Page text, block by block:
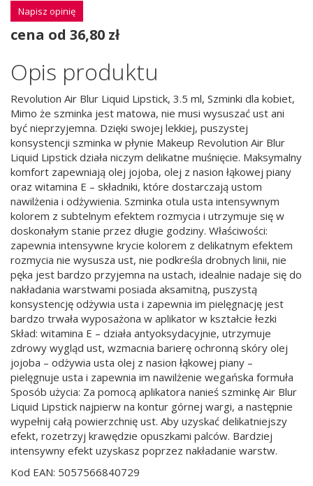
Napisz opinię
cena od 36,80 zł
Opis produktu
Revolution Air Blur Liquid Lipstick, 3.5 ml, Szminki dla kobiet,
Mimo że szminka jest matowa, nie musi wysuszać ust ani
być nieprzyjemna. Dzięki swojej lekkiej, puszystej
konsystencji szminka w płynie Makeup Revolution Air Blur
Liquid Lipstick działa niczym delikatne muśnięcie. Maksymalny
komfort zapewniają olej jojoba, olej z nasion łąkowej piany
oraz witamina E – składniki, które dostarczają ustom
nawilżenia i odżywienia. Szminka otula usta intensywnym
kolorem z subtelnym efektem rozmycia i utrzymuje się w
doskonałym stanie przez długie godziny. Właściwości:
zapewnia intensywne krycie kolorem z delikatnym efektem
rozmycia nie wysusza ust, nie podkreśla drobnych linii, nie
pęka jest bardzo przyjemna na ustach, idealnie nadaje się do
nakładania warstwami posiada aksamitną, puszystą
konsystencję odżywia usta i zapewnia im pielęgnację jest
bardzo trwała wyposażona w aplikator w kształcie łezki
Skład: witamina E – działa antyoksydacyjnie, utrzymuje
zdrowy wygląd ust, wzmacnia barierę ochronną skóry olej
jojoba – odżywia usta olej z nasion łąkowej piany –
pielęgnuje usta i zapewnia im nawilżenie wegańska formuła
Sposób użycia: Za pomocą aplikatora nanieś szminkę Air Blur
Liquid Lipstick najpierw na kontur górnej wargi, a następnie
wypełnij całą powierzchnię ust. Aby uzyskać delikatniejszy
efekt, rozetrzyj krawędzie opuszkami palców. Bardziej
intensywny efekt uzyskasz poprzez nakładanie warstw.
Kod EAN: 5057566840729